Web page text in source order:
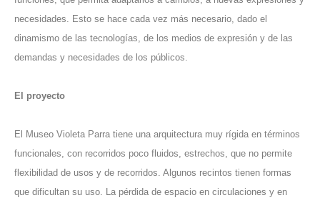
necesidades. Esto se hace cada vez más necesario, dado el
dinamismo de las tecnologías, de los medios de expresión y de las
demandas y necesidades de los públicos.
El proyecto
El Museo Violeta Parra tiene una arquitectura muy rígida en términos
funcionales, con recorridos poco fluidos, estrechos, que no permite
flexibilidad de usos y de recorridos. Algunos recintos tienen formas
que dificultan su uso. La pérdida de espacio en circulaciones y en